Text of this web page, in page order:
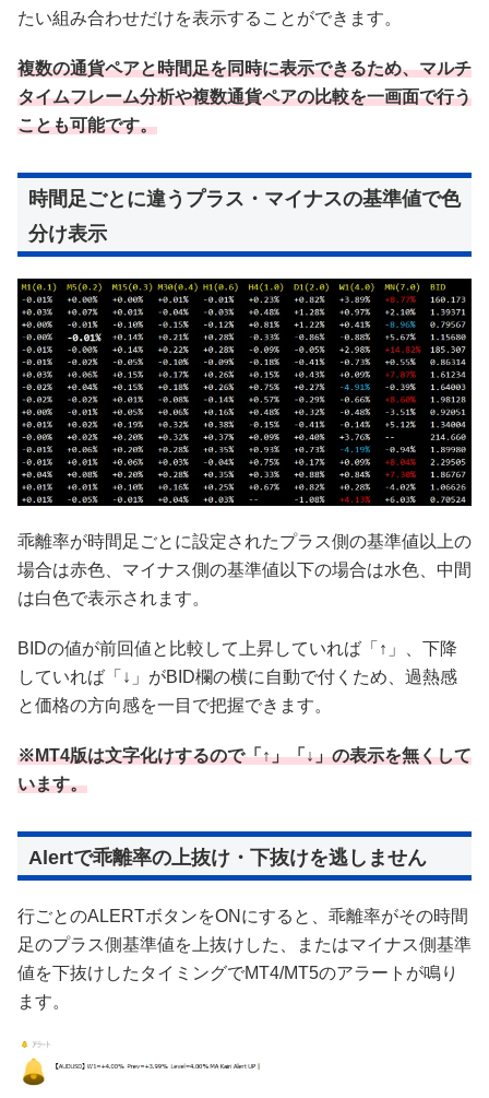
たい組み合わせだけを表示することができます。
複数の通貨ペアと時間足を同時に表示できるため、マルチ
タイムフレーム分析や複数通貨ペアの比較を一画面で行う
ことも可能です。
時間足ごとに違うプラス・マイナスの基準値で色
分け表示
乖離率が時間足ごとに設定されたプラス側の基準値以上の
場合は赤色、マイナス側の基準値以下の場合は水色、中間
は白色で表示されます。
BIDの値が前回値と比較して上昇していれば「↑」、下降
していれば「↓」がBID欄の横に自動で付くため、過熱感
と価格の方向感を一目で把握できます。
※MT4版は文字化けするので「↑」「↓」の表示を無くして
います。
Alertで乖離率の上抜け・下抜けを逃しません
行ごとのALERTボタンをONにすると、乖離率がその時間
足のプラス側基準値を上抜けした、またはマイナス側基準
値を下抜けしたタイミングでMT4/MT5のアラートが鳴り
ます。